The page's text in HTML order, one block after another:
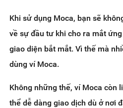
Khi sử dụng Moca, bạn sẽ
về sự đầu tư khi cho ra mắt
giao diện bắt mắt. Vì thế mà
dùng ví Moca.
Không những thế, ví Moca còn
thể dễ dàng giao dịch dù ở nơi